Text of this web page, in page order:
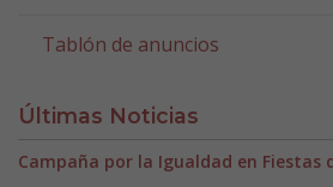
Tablón de anuncios
Últimas Noticias
Campaña por la Igualdad en Fiestas